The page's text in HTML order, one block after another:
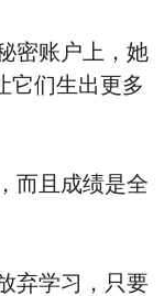
密账户上，她
它们生出更多
而且成绩是全
弃学习，只要